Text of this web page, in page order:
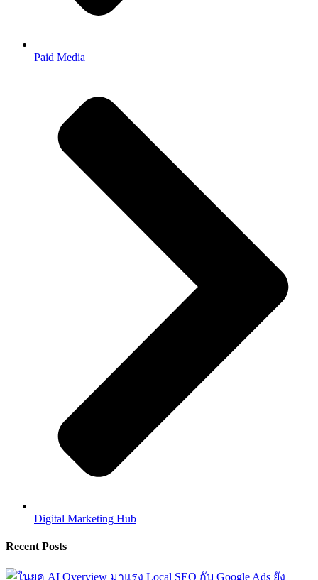
Paid Media
Digital Marketing Hub
Recent Posts